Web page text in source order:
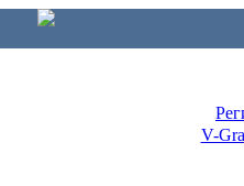
V-